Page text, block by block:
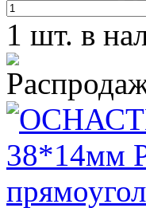
1 шт. в